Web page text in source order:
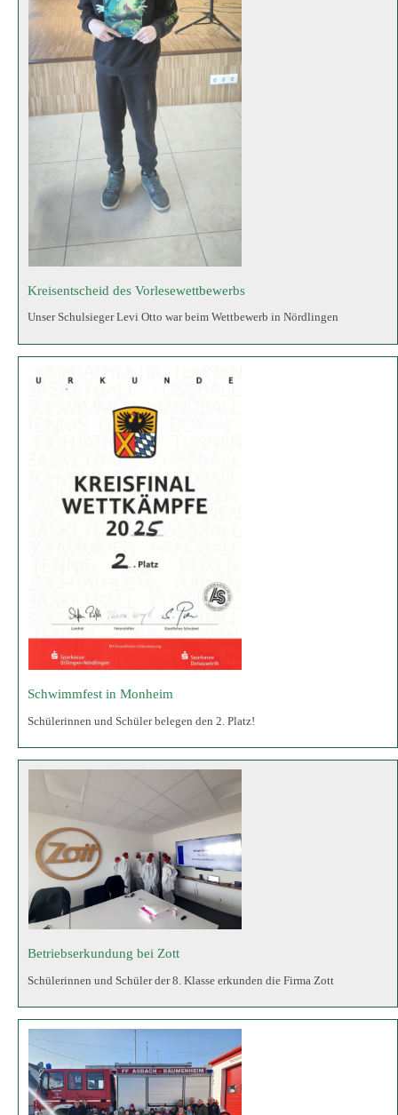
Kreisentscheid des Vorlesewettbewerbs
Unser Schulsieger Levi Otto war beim Wettbewerb in Nördlingen
Schwimmfest in Monheim
Schülerinnen und Schüler belegen den 2. Platz!
Betriebserkundung bei Zott
Schülerinnen und Schüler der 8. Klasse erkunden die Firma Zott
Die 3. Klassen besuchen die Feuerwehr